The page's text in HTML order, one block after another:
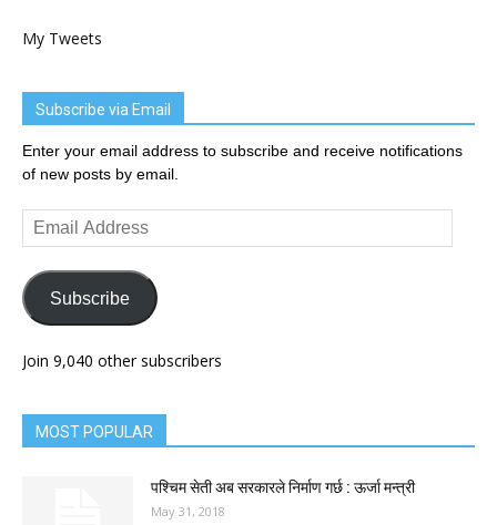
My Tweets
Subscribe via Email
Enter your email address to subscribe and receive notifications
of new posts by email.
Email
Address
Subscribe
Join 9,040 other subscribers
MOST POPULAR
पश्चिम सेती अब सरकारले निर्माण गर्छ : ऊर्जा मन्त्री
May 31, 2018